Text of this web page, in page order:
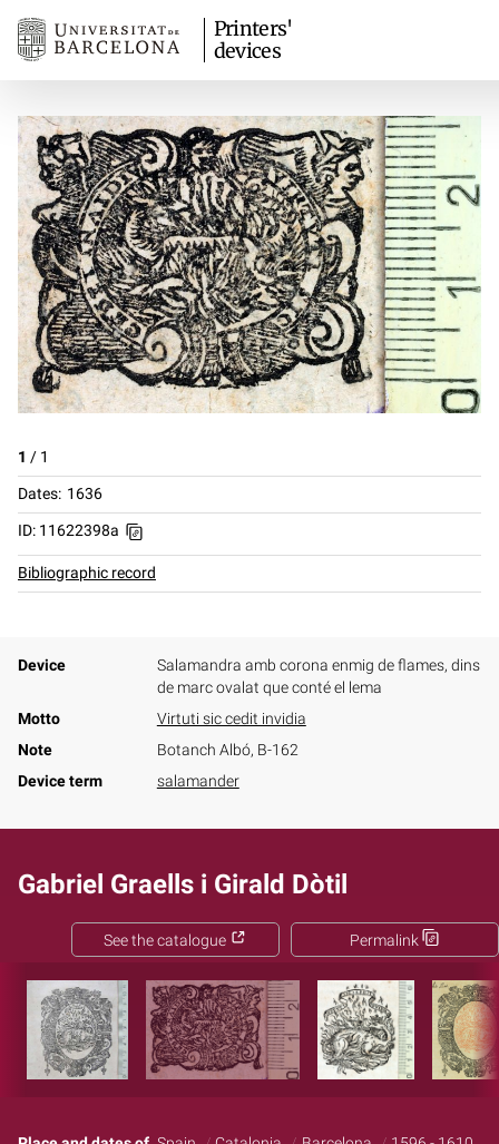
Printers'
devices
1 / 1
Dates 1636
ID: 11622398a
Bibliographic record
Device
Salamandra amb corona enmig de flames, dins
de marc ovalat que conté el lema
Motto
Virtuti sic cedit invidia
Note
Botanch Albó, B-162
Device term
salamander
Gabriel Graells i Girald Dòtil
Permalink
See the catalogue